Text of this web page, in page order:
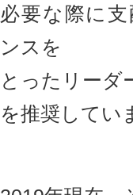
必要な際に
ンスを
とったリーダ
を推奨してい